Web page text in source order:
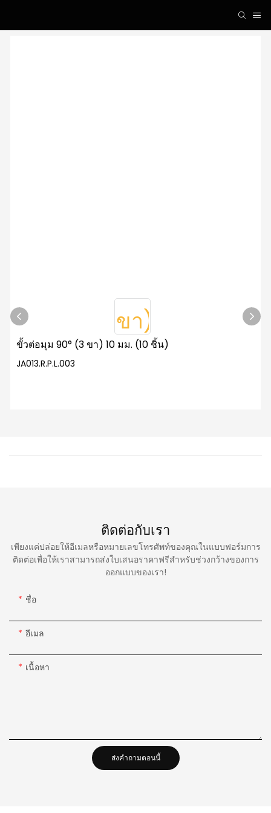
ขั้วต่อมุม 90° (3 ขา) 10 มม. (10 ชิ้น)
JA013.R.P.L.003
ติดต่อกับเรา
เพียงแค่ปล่อยให้อีเมลหรือหมายเลขโทรศัพท์ของคุณในแบบฟอร์มการ
ติดต่อเพื่อให้เราสามารถส่งใบเสนอราคาฟรีสำหรับช่วงกว้างของการ
ออกแบบของเรา!
ชื่อ
อีเมล
เนื้อหา
ส่งคำถามตอนนี้